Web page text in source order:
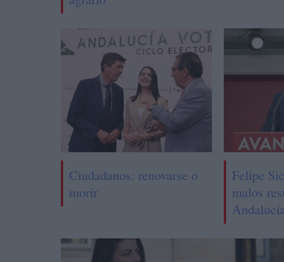
Ciudadanos: renovarse o
morir
Felipe
malos
Andalucía